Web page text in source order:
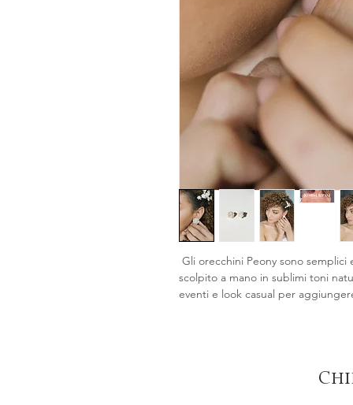
Gli orecchini Peony sono
scolpito a mano in sublimi toni
eventi e look casual per